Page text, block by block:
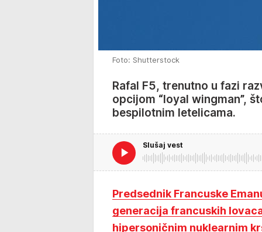
Foto: Shutterstock
Rafal F5, trenutno u fazi
opcijom “loyal wingman”,
bespilotnim letelicama.
Slušaj vest
Predsednik Francuske
generacija francuskih
hipersoničnim nuklearnim